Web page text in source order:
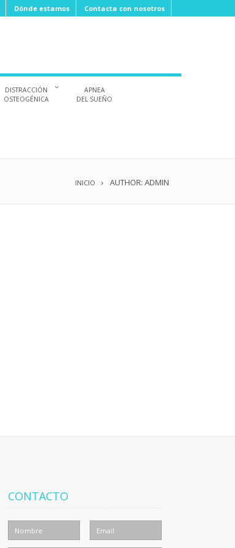
Dónde estamos Contacta con nosotros
DISTRACCIÓN
OSTEOGÉNICA
APNEA
DEL SUEÑO
INICIO AUTHOR: ADMIN
CONTACTO